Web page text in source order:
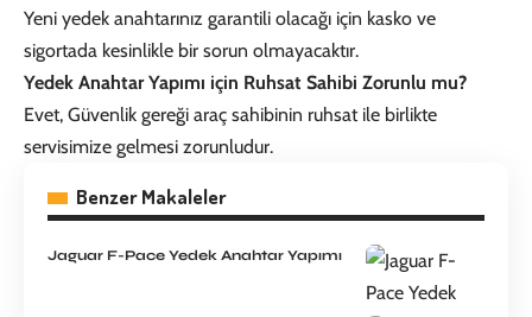
Yeni yedek anahtarınız garantili olacağı için kasko ve
sigortada kesinlikle bir sorun olmayacaktır.
Yedek Anahtar Yapımı için Ruhsat Sahibi Zorunlu mu?
Evet, Güvenlik gereği araç sahibinin ruhsat ile birlikte
servisimize gelmesi zorunludur.
Benzer Makaleler
Jaguar F-Pace Yedek Anahtar Yapımı